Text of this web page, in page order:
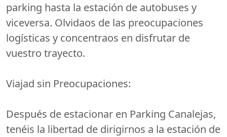
parking hasta la estación de autobuses y
viceversa. Olvidaos de las preocupaciones
logísticas y concentraos en disfrutar de
vuestro trayecto.
Viajad sin Preocupaciones:
Después de estacionar en Parking Canalejas,
tenéis la libertad de dirigirnos a la estación de